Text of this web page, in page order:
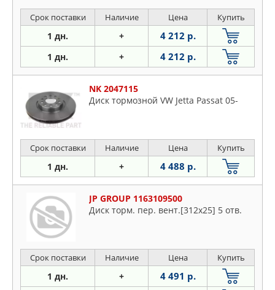
Срок поставки Наличие Цена Купить
1 дн. + 4 212 р.
1 дн. + 4 212 р.
NK 2047115
Диск тормозной VW Jetta Passat 05-
Срок поставки Наличие Цена Купить
1 дн. + 4 488 р.
JP GROUP 1163109500
Диск торм. пер. вент.[312х25] 5 отв.
Срок поставки Наличие Цена Купить
1 дн. + 4 491 р.